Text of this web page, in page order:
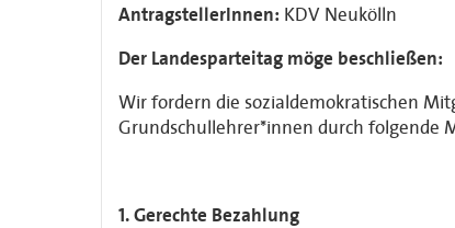
AntragstellerInnen: KDV Neukölln
Der Landesparteitag möge beschließen:
Wir fordern die sozialdemokratischen
Grundschullehrer*innen durch folgende
1. Gerechte Bezahlung